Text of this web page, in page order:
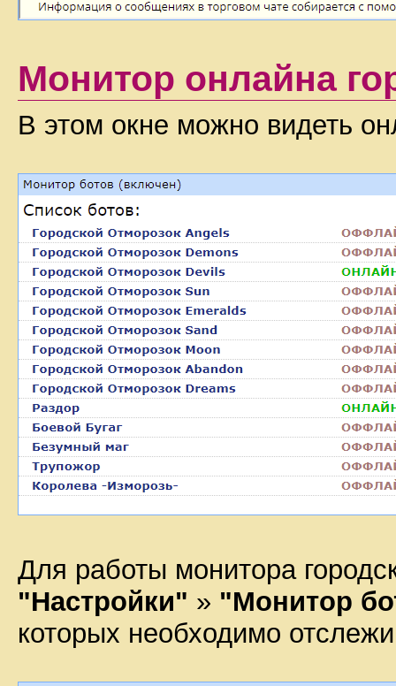
Монитор онлайна
В этом окне можно видеть
Для работы монитора
"Настройки" » "Монитор
которых необходимо